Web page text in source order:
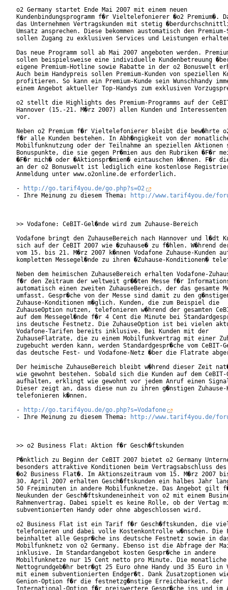
o2 Germany startet Ende Mai 2007 mit einem neuen
Kundenbindungsprogramm f�r Vieltelefonierer �o2 Premium�.
das Unternehmen Vertragskunden mit stetig
Umsatz ansprechen. Diese bekommen austomatisch den
sollen Zugang zu exklusiven Services und Leistungen
Das neue Programm soll ab Mai 2007 angeboten werden.
sollen beispielsweise eine individuelle Kundenbetreuung
eigene Premium-Hotline sowie Rabatte in der o2 Bonuswelt
Auch beim Handypreis sollen Premium-Kunden von speziellen
profitieren. So kann ein Premium-Kunde sein Wunschhandy
einem Angebot aktueller Top-Handys zum exklusiven
o2 stellt die Highlights des Premium-Programms auf der
Hannover (15.-21. M�rz 2007) allen Kunden und
vor.
Neben o2 Premium f�r Vieltelefonierer bleibt die bew�hrte
f�r alle Kunden bestehen. In Abh�ngigkeit von der
Mobilfunknutzung oder der Teilnahme an speziellen Aktionen
Bonuspunkte, die sie gegen Pr�mien aus den Rubriken �F�r
�F�r mich� oder �Aktionspr�mien� eintauschen k�nnen. F�r
an der o2 Bonuswelt ist lediglich eine kostenlose
Anmeldung unter www.o2online.de erforderlich.
-
http://go.tarif4you.de/go.php?s=O2
- Ihre Meinung zu diesem Thema:
http://www.tarif4you.de/
>> Vodafone: CeBIT-Gel�nde wird zum Zuhause-Bereich
Vodafone bringt den ZuhauseBereich nach Hannover und l�dt
sich auf der CeBIT 2007 wie �zuhause� zu f�hlen. W�hrend
vom 15. bis 21. M�rz 2007 k�nnen Vodafone Zuhause-Kunden
kompletten Messegel�nde zu ihren �Zuhause-Konditionen�
Neben dem heimischen ZuhauseBereich erhalten Vodafone-
f�r den Zeitraum der weltweit gr��ten Messe f�r
automatisch einen zweiten ZuhauseBereich, der das gesamte
umfasst. Gespr�che von der Messe sind damit zu den
Zuhause-Konditionen m�glich. Kunden, die zum Beispiel die
ZuhauseOption nutzen, telefonieren w�hrend der gesamten
auf dem Messegel�nde f�r 4 Cent die Minute bei
ins deutsche Festnetz. Die ZuhauseOption ist bei vielen
Vodafone-Tarifen bereits inklusive. Bei Kunden mit der
ZuhauseFlatrate, die zu einem Mobilfunkvertrag mit einer
zugebucht werden kann, werden Standardgespr�che vom CeBIT-
das deutsche Fest- und Vodafone-Netz �ber die Flatrate
Der heimische ZuhauseBereich bleibt w�hrend dieser Zeit
wie gewohnt bestehen. Sobald sich die Kunden auf dem CeBIT-
aufhalten, erklingt wie gewohnt vor jedem Anruf einen
Dieser zeigt an, dass diese nun zu ihren g�nstigen Zuhause-
telefonieren k�nnen.
-
http://go.tarif4you.de/go.php?s=Vodafone
- Ihre Meinung zu diesem Thema:
http://www.tarif4you.de/
>> o2 Business Flat: Aktion f�r Gesch�ftskunden
P�nktlich zu Beginn der CeBIT 2007 bietet o2 Germany
besonders attraktive Konditionen beim Vertragsabschluss
�o2 Business Flat�. Im Aktionszeitraum vom 15. M�rz 2007
30. April 2007 erhalten Gesch�ftskunden ein halbes Jahr
50 Freiminuten in andere Mobilfunknetze. Das Angebot gilt
Neukunden der Gesch�ftskundeneinheit von o2 mit einem
Rahmenvertrag. Dabei spielt es keine Rolle, ob der Vertag
subventionierten Handy oder ohne abgeschlossen wird.
o2 Business Flat ist ein Tarif f�r Gesch�ftskunden, die
telefonieren und dabei volle Kostenkontrolle w�nschen. Die
beinhaltet alle Gespr�che ins deutsche Festnetz sowie in
Mobilfunknetz von o2 Germany. Ebenso ist die Abfrage der
inklusive. Im Standardangebot kosten Gespr�che in andere
Mobilfunknetze nur 15 Cent netto pro Minute. Die monatliche
Nettogrundgeb�hr betr�gt 25 Euro ohne Handy und 35 Euro in
mit einem subventionierten Endger�t. Dank Zusatzoptionen
Genion-Option f�r die festnetzg�nstige Erreichbarkeit, der
International-Option f�r preiswertere Gespr�che ins und im